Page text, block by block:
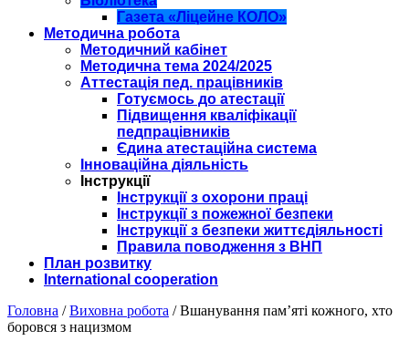
Газета «Ліцейне КОЛО»
Методична робота
Методичний кабінет
Методична тема 2024/2025
Аттестація пед. працівників
Готуємось до атестації
Підвищення кваліфікації
педпрацівників
Єдина атестаційна система
Інноваційна діяльність
Інструкції
Інструкції з охорони праці
Інструкції з пожежної безпеки
Інструкції з безпеки життєдіяльності
Правила поводження з ВНП
План розвитку
International cooperation
Головна /Виховна робота /Вшанування пам’яті кожного, хто
боровся з нацизмом